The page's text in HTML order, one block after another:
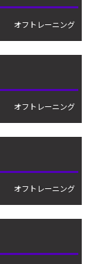
オフトレーニング
オフトレーニング
オフトレーニング